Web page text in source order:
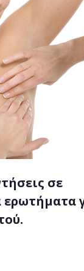
σε
ερωτήματα